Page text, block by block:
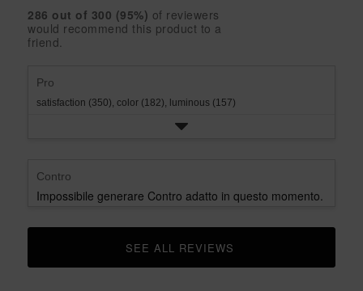
rating.
star
rating.
2
star
rating.
with
1
286 out of 300 (95%) of reviewers
would recommend this product to a
friend.
Pro
satisfaction (350), color (182), luminous (157)
Contro
Impossibile generare Contro adatto in questo momento.
CLICK TO GO TO ALL REVIEWS